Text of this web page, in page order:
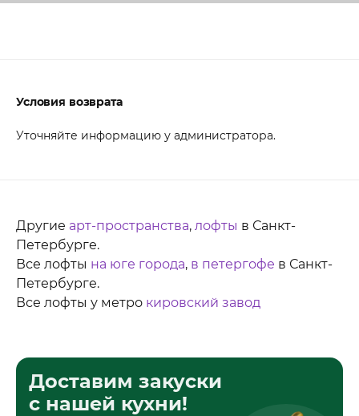
Условия возврата
Уточняйте информацию у администратора.
Другие арт-пространства, лофты в Санкт-
Петербурге.
Все лофты на юге города, в петергофе в Санкт-
Петербурге.
Все лофты у метро кировский завод
Доставим закуски
с нашей кухни!